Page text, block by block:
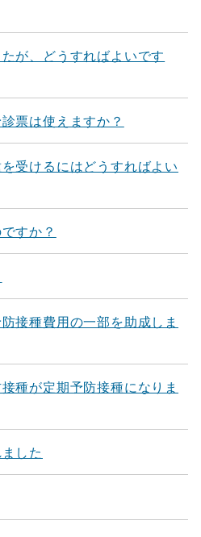
が、どうすればよいです
票は使えますか？
受けるにはどうすればよい
すか？
接種費用の一部を助成しま
種が定期予防接種になりま
した